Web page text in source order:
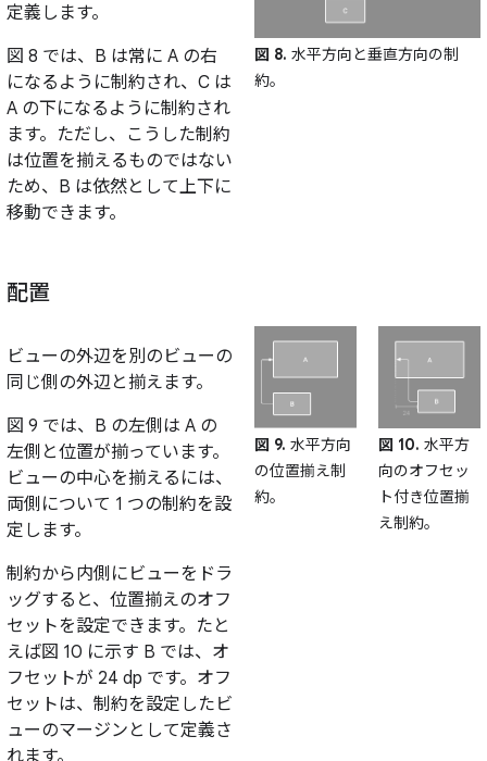
定義します。
図 8 では、B は常に A の右
になるように制約され、C は
A の下になるように制約され
ます。ただし、こうした制約
は位置を揃えるものではない
ため、B は依然として上下に
移動できます。
図 8. 水平方向と垂直方向の制
約。
配置
ビューの外辺を別のビューの
同じ側の外辺と揃えます。
図 9 では、B の左側は A の
左側と位置が揃っています。
ビューの中心を揃えるには、
両側について 1 つの制約を設
定します。
制約から内側にビューをドラ
ッグすると、位置揃えのオフ
セットを設定できます。たと
えば図 10 に示す B では、オ
フセットが 24 dp です。オフ
セットは、制約を設定したビ
ューのマージンとして定義さ
れます。
図 9. 水平方向
の位置揃え制
約。
図 10. 水平方
向のオフセッ
ト付き位置揃
え制約。